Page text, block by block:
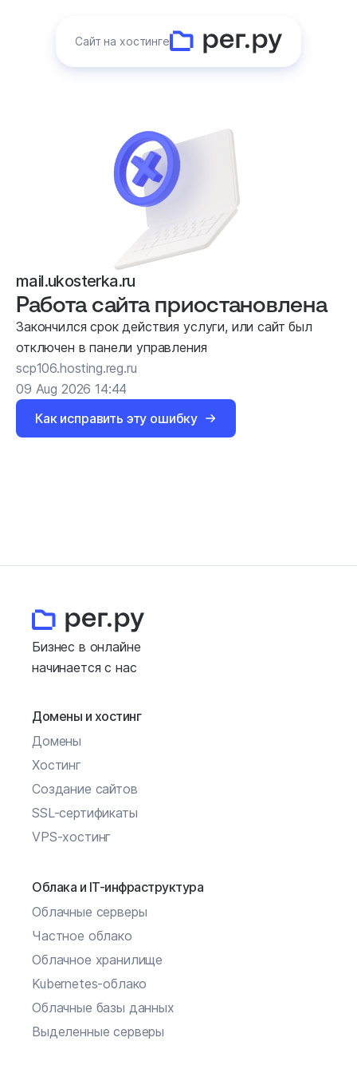
Сайт на хостинге
mail.ukosterka.ru
Работа сайта приостановлена
Закончился срок действия услуги, или сайт был
отключен в панели управления
scp106.hosting.reg.ru
09 Aug 2026 14:44
Как исправить эту ошибку
Бизнес в онлайне
начинается с нас
Домены и хостинг
Домены
Хостинг
Создание сайтов
SSL-сертификаты
VPS-хостинг
Облака и IT-инфраструктура
Облачные серверы
Частное облако
Облачное хранилище
Kubernetes-облако
Облачные базы данных
Выделенные серверы